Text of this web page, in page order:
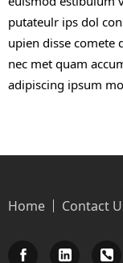
putateulr ips dol
upien disse comete
nec met quam
adipiscing ipsum
Home Contact